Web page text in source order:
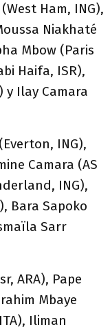
Ham, ING),
Niakhaté
Mbow (Paris
Haifa, ISR),
y Ilay Camara
ING),
Camara (AS
ING),
Bara Sapoko
Sarr
ARA), Pape
Mbaye
Iliman